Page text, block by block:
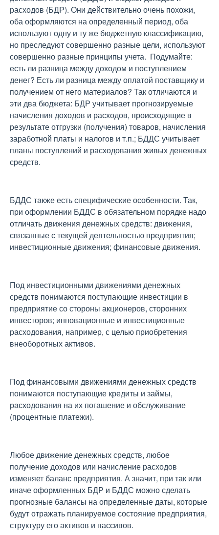
расходов (БДР). Они действительно очень похожи,
оба оформляются на определенный период, оба
используют одну и ту же бюджетную классификацию,
но преследуют совершенно разные цели, используют
совершенно разные принципы учета. Подумайте:
есть ли разница между доходом и поступлением
денег? Есть ли разница между оплатой поставщику и
получением от него материалов? Так отличаются и
эти два бюджета: БДР учитывает прогнозируемые
начисления доходов и расходов, происходящие в
результате отгрузки (получения) товаров, начисления
заработной платы и налогов и т.п.; БДДС учитывает
планы поступлений и расходования живых денежных
средств.
БДДС также есть специфические особенности. Так,
при оформлении БДДС в обязательном порядке надо
отличать движения денежных средств: движения,
связанные с текущей деятельностью предприятия;
инвестиционные движения; финансовые движения.
Под инвестиционными движениями денежных
средств понимаются поступающие инвестиции в
предприятие со стороны акционеров, сторонних
инвесторов; инновационные и инвестиционные
расходования, например, с целью приобретения
внеоборотных активов.
Под финансовыми движениями денежных средств
понимаются поступающие кредиты и займы,
расходования на их погашение и обслуживание
(процентные платежи).
Любое движение денежных средств, любое
получение доходов или начисление расходов
изменяет баланс предприятия. А значит, при так или
иначе оформленных БДР и БДДС можно сделать
прогнозные балансы на определенные даты, которые
будут отражать планируемое состояние предприятия,
структуру его активов и пассивов.